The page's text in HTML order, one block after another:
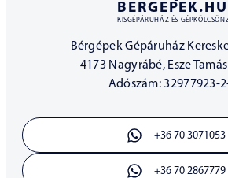
BERGEPEK.HU
KISGÉPÁRUHÁZ ÉS
Bérgépek Gépáruház
4173 Nagyrábé, Esze
Adószám: 32977923-
+36 70 3071053
+36 70 2867779